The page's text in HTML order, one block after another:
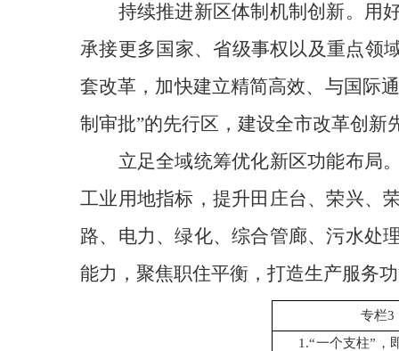
持续推进新区体制机制创新。用
承接更多国家、省级事权以及重点领
套改革，加快建立精简高效、与国际
制审批”的先行区，建设全市改革创
立足全域统筹优化新区功能布局
工业用地指标，提升田庄台、荣兴、
路、电力、绿化、综合管廊、污水处
能力，聚焦职住平衡，打造生产服务
专栏3
1 .“一个支柱”，